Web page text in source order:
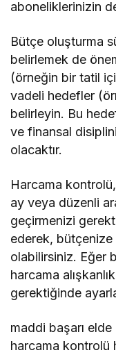
aboneliklerinizin
Bütçe oluşturma
belirlemek de
(örneğin bir tatil
vadeli hedefler
belirleyin. Bu
ve finansal
olacaktır.
Harcama
ay veya düzenli
geçirmenizi
ederek,
olabilirsiniz. Eğer
harcama
gerektiğinde
maddi başarı
harcama kontrolü